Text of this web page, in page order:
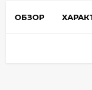
ОБЗОР